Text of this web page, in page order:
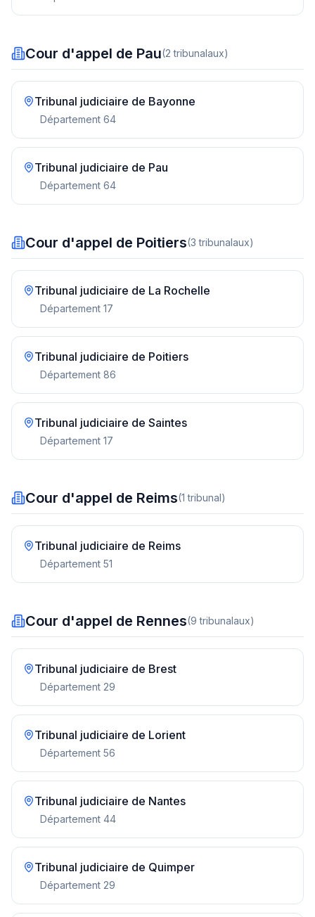
Cour d'appel de Pau(2 tribunalaux)
Tribunal judiciaire de Bayonne
Département 64
Tribunal judiciaire de Pau
Département 64
Cour d'appel de Poitiers(3 tribunalaux)
Tribunal judiciaire de La Rochelle
Département 17
Tribunal judiciaire de Poitiers
Département 86
Tribunal judiciaire de Saintes
Département 17
Cour d'appel de Reims(1 tribunal)
Tribunal judiciaire de Reims
Département 51
Cour d'appel de Rennes(9 tribunalaux)
Tribunal judiciaire de Brest
Département 29
Tribunal judiciaire de Lorient
Département 56
Tribunal judiciaire de Nantes
Département 44
Tribunal judiciaire de Quimper
Département 29